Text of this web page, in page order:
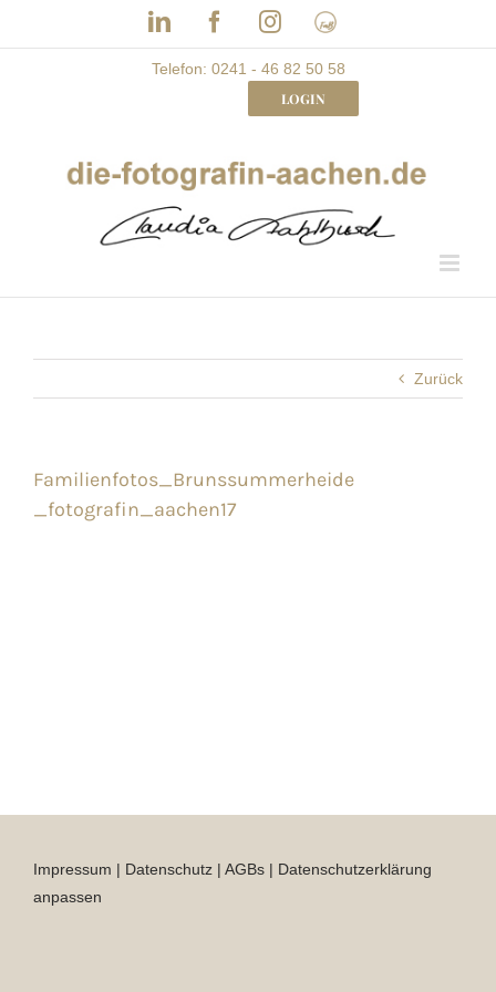
LinkedInFacebookInstagram
Frau
mit
Bizz
Telefon: 0241 - 46 82 50 58
LOGIN
Zurück
Familienfotos_Brunssummerheide
_fotografin_aachen17
Impressum | Datenschutz | AGBs | Datenschutzerklärung
anpassen